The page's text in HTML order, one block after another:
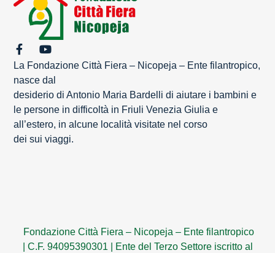
La Fondazione Città Fiera – Nicopeja – Ente filantropico,
nasce dal
desiderio di Antonio Maria Bardelli di aiutare i bambini e
le persone in difficoltà in Friuli Venezia Giulia e
all’estero, in alcune località visitate nel corso
dei sui viaggi.
Fondazione Città Fiera – Nicopeja – Ente filantropico
C.F. 94095390301 Ente del Terzo Settore iscritto al